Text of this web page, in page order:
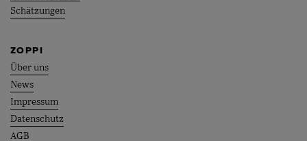
Schätzungen
ZOPPI
Über uns
News
Impressum
Datenschutz
AGB